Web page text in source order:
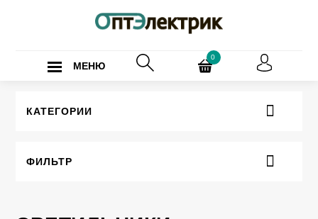
МЕНЮ
0
КАТЕГОРИИ
ФИЛЬТР